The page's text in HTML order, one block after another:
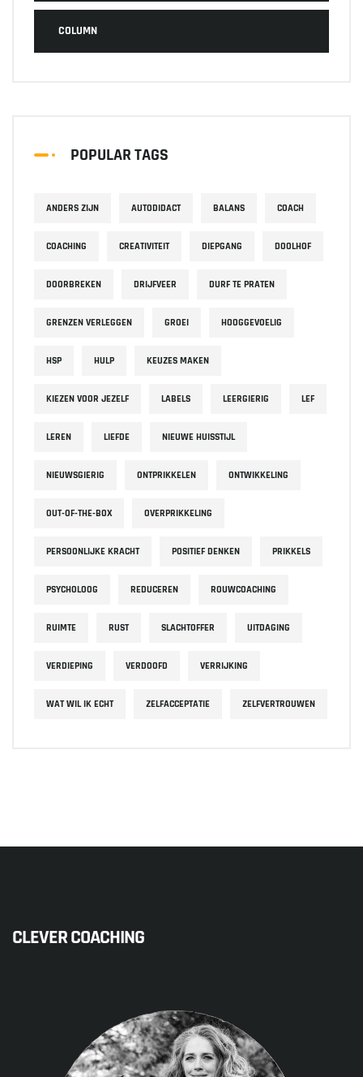
COLUMN
POPULAR TAGS
ANDERS ZIJN AUTODIDACT BALANS COACH
COACHING CREATIVITEIT DIEPGANG DOOLHOF
DOORBREKEN DRIJFVEER DURF TE PRATEN
GRENZEN VERLEGGEN GROEI HOOGGEVOELIG
HSP HULP KEUZES MAKEN
KIEZEN VOOR JEZELF LABELS LEERGIERIG LEF
LEREN LIEFDE NIEUWE HUISSTIJL
NIEUWSGIERIG ONTPRIKKELEN ONTWIKKELING
OUT-OF-THE-BOX OVERPRIKKELING
PERSOONLIJKE KRACHT POSITIEF DENKEN PRIKKELS
PSYCHOLOOG REDUCEREN ROUWCOACHING
RUIMTE RUST SLACHTOFFER UITDAGING
VERDIEPING VERDOOFD VERRIJKING
WAT WIL IK ECHT ZELFACCEPTATIE ZELFVERTROUWEN
CLEVER COACHING